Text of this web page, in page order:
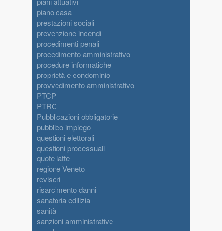
piano casa
prestazioni sociali
prevenzione incendi
procedimenti penali
procedimento amministrativo
procedure informatiche
proprietà e condominio
provvedimento amministrativo
PTCP
PTRC
Pubblicazioni obbligatorie
pubblico impiego
questioni elettorali
questioni processuali
quote latte
regione Veneto
revisori
risarcimento danni
sanatoria edilizia
sanità
sanzioni amministrative